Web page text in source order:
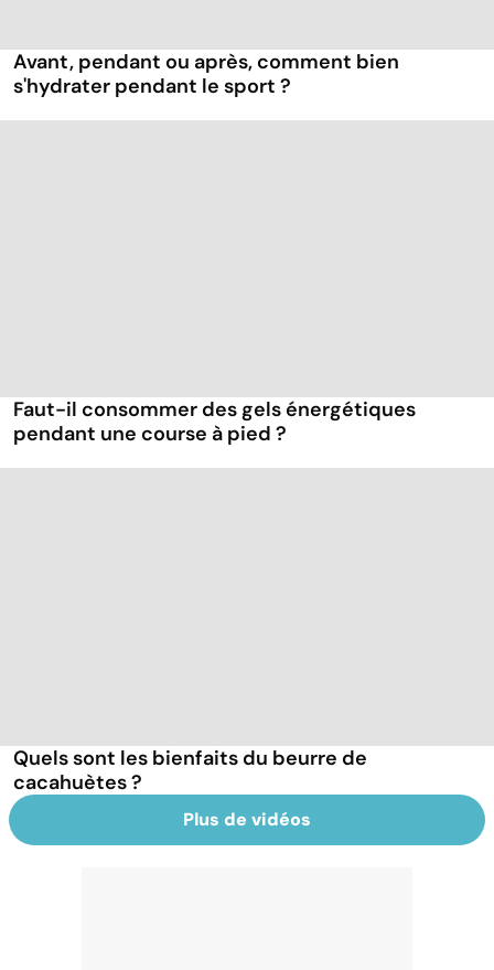
Avant, pendant ou après, comment bien
s'hydrater pendant le sport ?
Faut-il consommer des gels énergétiques
pendant une course à pied ?
Quels sont les bienfaits du beurre de
cacahuètes ?
Plus de vidéos